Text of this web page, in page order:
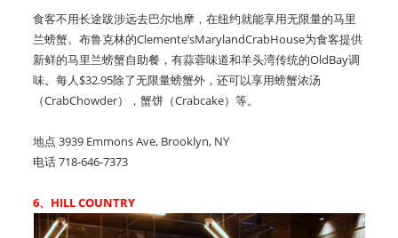
食客不用长途跋涉远去巴尔地摩，在纽约就能享用无限量的马里
兰螃蟹。布鲁克林的Clemente’sMarylandCrabHouse为食客提供
新鲜的马里兰螃蟹自助餐，有蒜蓉味道和羊头湾传统的OldBay调
味。每人$32.95除了无限量螃蟹外，还可以享用螃蟹浓汤
（CrabChowder），蟹饼（Crabcake）等。
地点 3939 Emmons Ave, Brooklyn, NY
电话 718-646-7373
6、HILL COUNTRY